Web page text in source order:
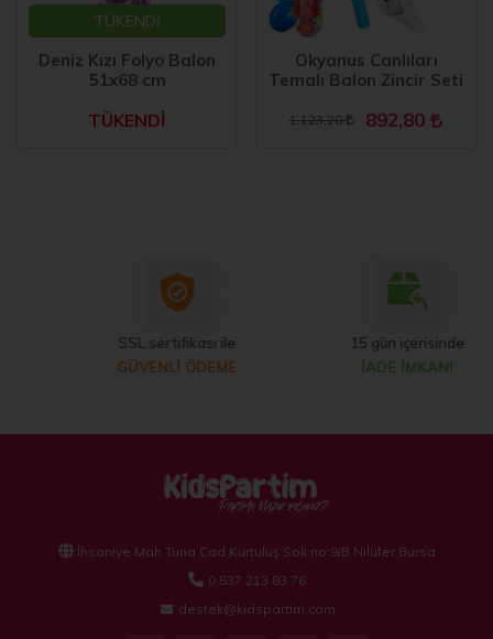
TÜKENDİ
Deniz Kızı Folyo Balon
51x68 cm
TÜKENDİ
Okyanus Canlıları
Temalı Balon Zincir Seti
1.123,20 892,80
SSL sertifikası ile
GÜVENLİ ÖDEME
15 gün içerisinde
İADE İMKANI
İhsaniye Mah Tuna Cad Kurtuluş Sok no:9/B Nilüfer Bursa
0 537 213 83 76
destek@kidspartim.com